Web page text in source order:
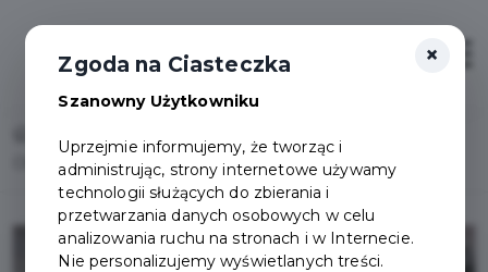
Olimpiada sportowa dla najmłodszych
×
Zgoda na Ciasteczka
Szanowny Użytkowniku
Uprzejmie informujemy, że tworząc i
administrując, strony internetowe używamy
technologii służących do zbierania i
przetwarzania danych osobowych w celu
analizowania ruchu na stronach i w Internecie.
Nie personalizujemy wyświetlanych treści.